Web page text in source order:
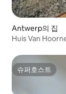
Antwerp의 집
Huis Van
슈퍼호스트
슈퍼호스트